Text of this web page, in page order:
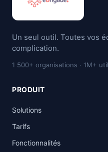
Un seul outil. Toutes vos
complication.
1 500+ organisations · 1M+
PRODUIT
Solutions
Tarifs
Fonctionnalités